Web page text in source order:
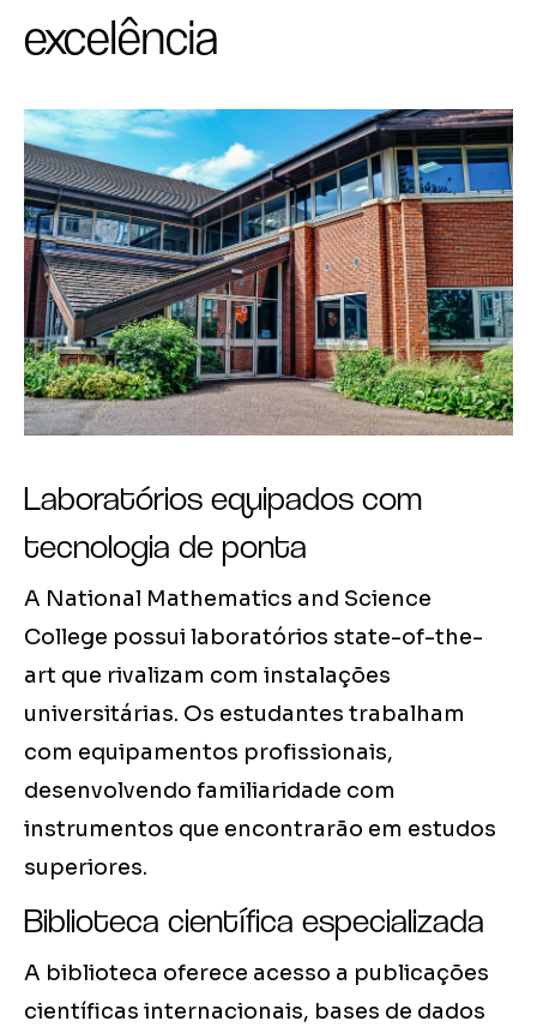
excelência
Laboratórios equipados com
tecnologia de ponta
A National Mathematics and Science
College possui laboratórios state-of-the-
art que rivalizam com instalações
universitárias. Os estudantes trabalham
com equipamentos profissionais,
desenvolvendo familiaridade com
instrumentos que encontrarão em estudos
superiores.
Biblioteca científica especializada
A biblioteca oferece acesso a publicações
científicas internacionais, bases de dados